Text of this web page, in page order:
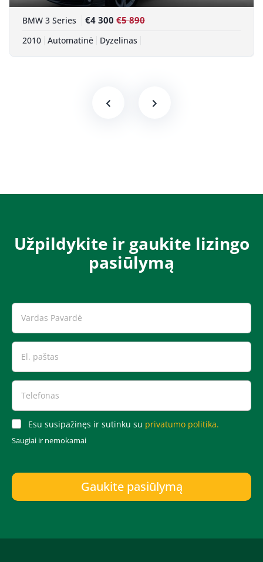
BMW 3 Series €4 300 €5 890
2010 Automatinė Dyzelinas
Užpildykite ir gaukite lizingo
pasiūlymą​​​
Esu susipažinęs ir sutinku su privatumo politika.
Saugiai ir nemokamai
Gaukite pasiūlymą